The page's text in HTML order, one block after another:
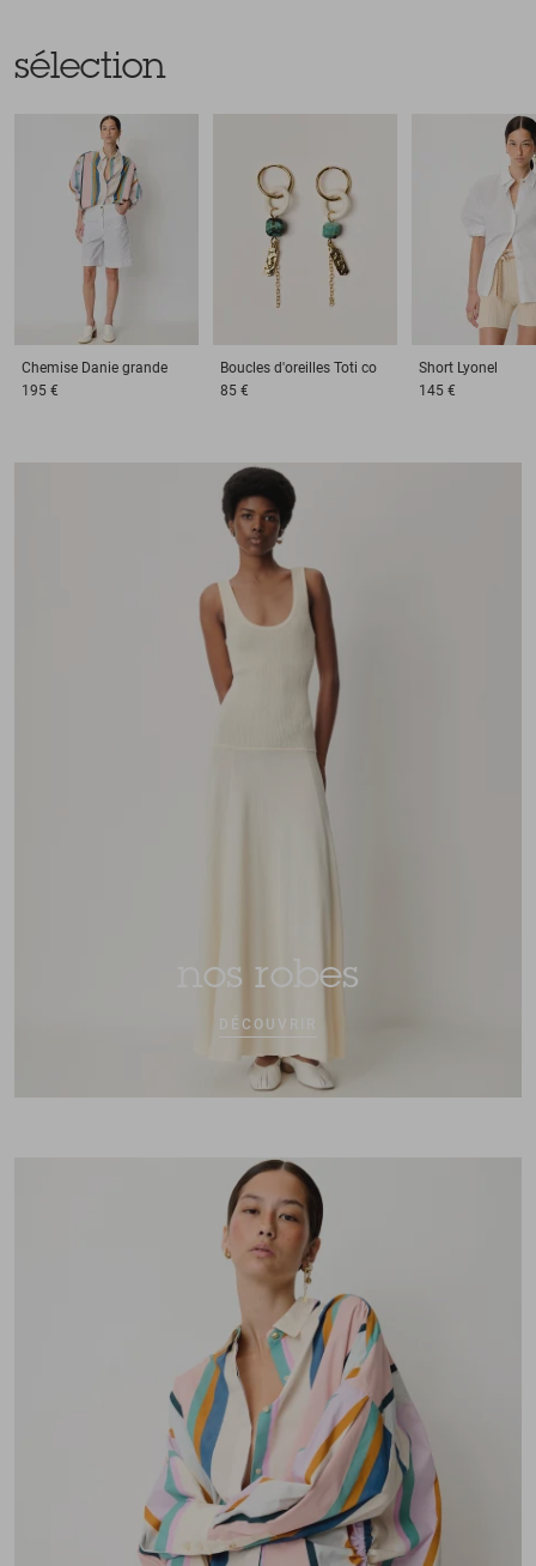
sélection
Chemise Danie grande
195 €
Boucles d'oreilles Toti co
85 €
Short Lyonel
145 €
nos robes
DÉCOUVRIR